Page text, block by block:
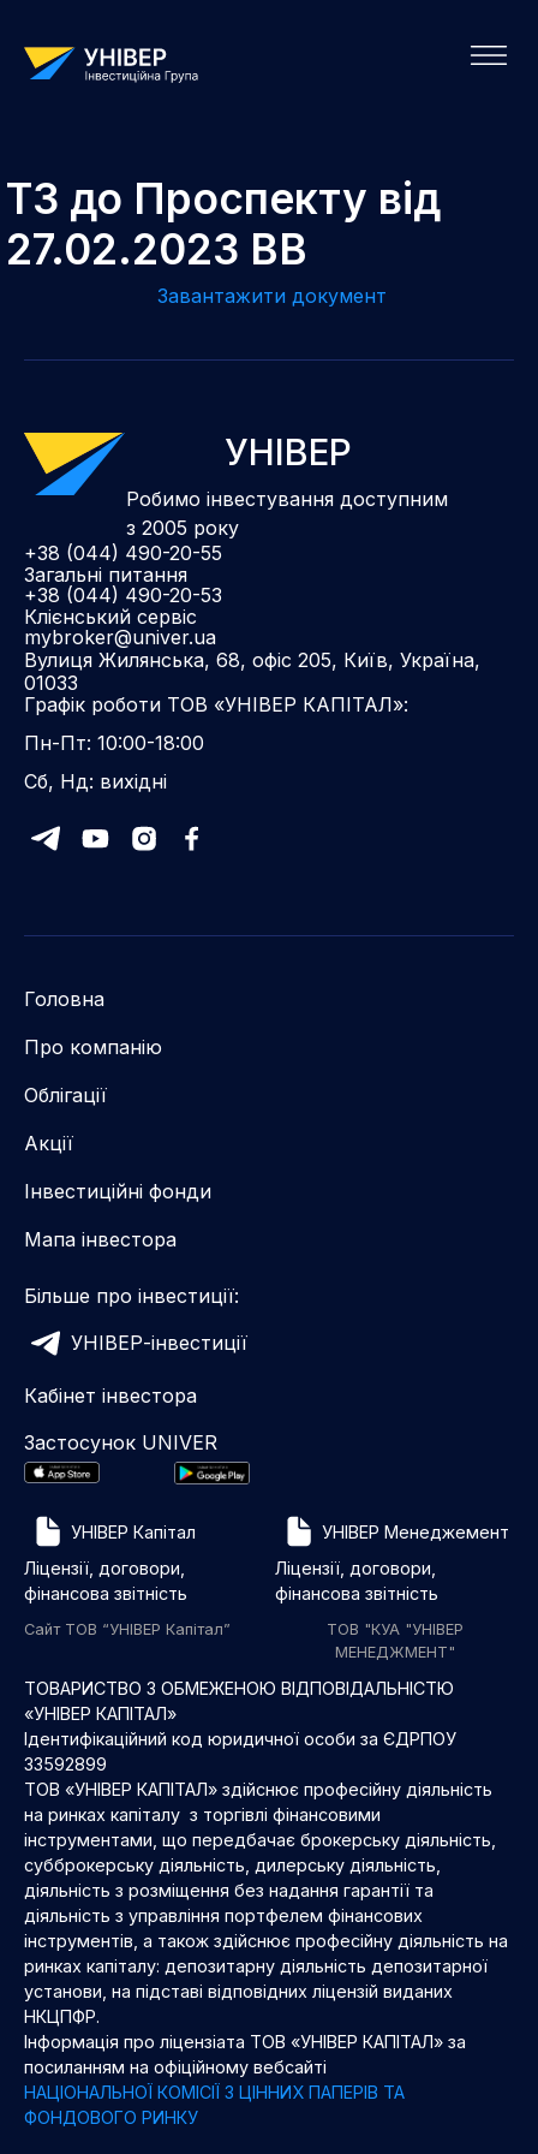
ТЗ до Проспекту від
27.02.2023 ВВ
Завантажити документ
УНІВЕР
Робимо інвестування доступним
з 2005 року
+38 (044) 490-20-55
Загальні питання
+38 (044) 490-20-53
Клієнський сервіс
mybroker@univer.ua
Вулиця Жилянська, 68, офіс 205, Київ, Україна,
01033
Графік роботи ТОВ «УНІВЕР КАПІТАЛ»:
Пн-Пт: 10:00-18:00
Сб, Нд: вихідні
Головна
Про компанію
Облігації
Акції
Інвестиційні фонди
Мапа інвестора
Більше про інвестиції:
УНІВЕР-інвестиції
Кабінет інвестора
Застосунок UNIVER
УНІВЕР Капітал
Ліцензії, договори,
фінансова звітність
Сайт ТОВ “УНІВЕР Капітал”
УНІВЕР Менеджемент
Ліцензії, договори,
фінансова звітність
ТОВ "КУА "УНІВЕР
МЕНЕДЖМЕНТ"
ТОВАРИСТВО З ОБМЕЖЕНОЮ ВІДПОВІДАЛЬНІСТЮ
«УНІВЕР КАПІТАЛ»
Ідентифікаційний код юридичної особи за ЄДРПОУ
33592899
ТОВ «УНІВЕР КАПІТАЛ» здійснює професійну діяльність
на ринках капіталу з торгівлі фінансовими
інструментами, що передбачає брокерську діяльність,
субброкерську діяльність, дилерську діяльність,
діяльність з розміщення без надання гарантії та
діяльність з управління портфелем фінансових
інструментів, а також здійснює професійну діяльність на
ринках капіталу: депозитарну діяльність депозитарної
установи, на підставі відповідних ліцензій виданих
НКЦПФР.
Інформація про ліцензіата ТОВ «УНІВЕР КАПІТАЛ» за
посиланням на офіційному вебсайті
НАЦІОНАЛЬНОЇ КОМІСІЇ З ЦІННИХ ПАПЕРІВ ТА
ФОНДОВОГО РИНКУ